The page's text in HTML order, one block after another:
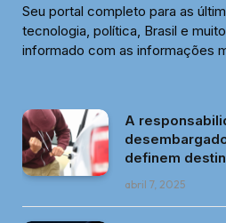
Seu portal completo para as
tecnologia, política, Brasil e
informado com as informações
A
definem
abril 7, 2025